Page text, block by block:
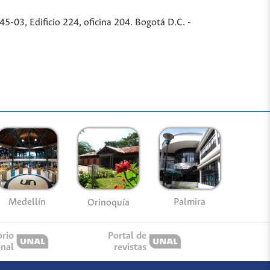
03, Edificio 224, oficina 204. Bogotá D.C. -
Medellín Orinoquía Palmira
Portal de
revistas